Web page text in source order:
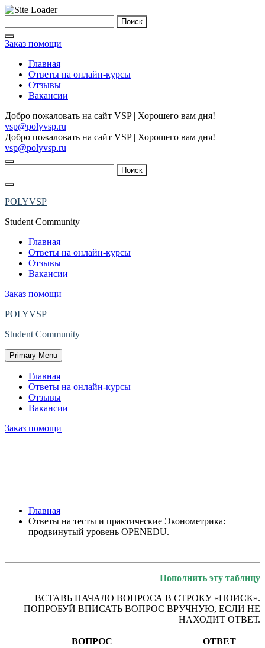
to
content
Заказ помощи
Главная
Ответы на онлайн-курсы
Отзывы
Вакансии
Добро пожаловать на сайт VSP | Хорошего вам дня!
vsp@polyvsp.ru
Добро пожаловать на сайт VSP | Хорошего вам дня!
vsp@polyvsp.ru
POLYVSP
Student Community
Главная
Ответы на онлайн-курсы
Отзывы
Вакансии
Заказ помощи
POLYVSP
Student Community
Primary Menu
Главная
Ответы на онлайн-курсы
Отзывы
Вакансии
Заказ помощи
Главная
Ответы на тесты и практические Эконометрика:
продвинутый уровень OPENEDU.
Пополнить эту таблицу
ВСТАВЬ НАЧАЛО ВОПРОСА В СТРОКУ «ПОИСК».
ПОПРОБУЙ ВПИСАТЬ ВОПРОС ВРУЧНУЮ, ЕСЛИ НЕ
НАХОДИТ ОТВЕТ.
ВОПРОС
ОТВЕТ